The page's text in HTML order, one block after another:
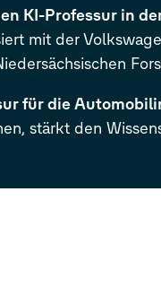
KI-Professur in
mit der
für die
stärkt den